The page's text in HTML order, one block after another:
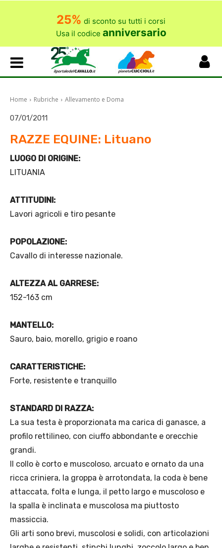
25% di sconto su tutti i corsi
Usa il codice anniversario
Home Rubriche Allevamento e Doma
07/01/2011
RAZZE EQUINE: Lituano
LUOGO DI ORIGINE:
LITUANIA
ATTITUDINI:
Lavori agricoli e tiro pesante
POPOLAZIONE:
Cavallo di interesse nazionale.
ALTEZZA AL GARRESE:
152-163 cm
MANTELLO:
Sauro, baio, morello, grigio e roano
CARATTERISTICHE:
Forte, resistente e tranquillo
STANDARD DI RAZZA:
La sua testa è proporzionata ma carica di ganasce, a
profilo rettilineo, con ciuffo abbondante e orecchie
grandi.
Il collo è corto e muscoloso, arcuato e ornato da una
ricca criniera, la groppa è arrotondata, la coda è bene
attaccata, folta e lunga, il petto largo e muscoloso e
la spalla è inclinata e muscolosa ma piuttosto
massiccia.
Gli arti sono brevi, muscolosi e solidi, con articolazioni